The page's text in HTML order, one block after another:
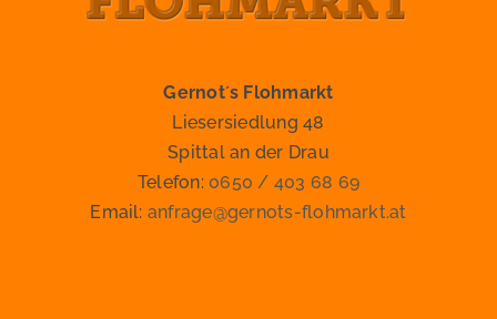
Gernot´s Flohmarkt
Liesersiedlung 48
Spittal an der Drau
Telefon: 0650 / 403 68 69
Email: anfrage@gernots-flohmarkt.at